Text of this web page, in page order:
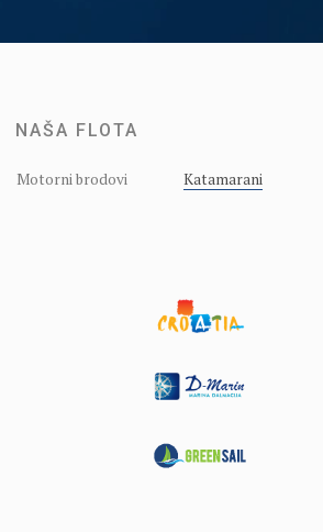
NAŠA FLOTA
Motorni brodovi Katamarani